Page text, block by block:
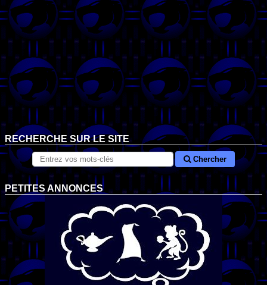
RECHERCHE SUR LE SITE
Chercher
PETITES ANNONCES